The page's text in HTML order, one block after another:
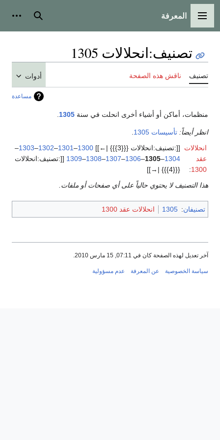
القائمة الرئيسية
المعرفة بحث
تصنيف:انحلالات 1305
تصنيف ناقش هذه الصفحة أدوات
مساعدة
منظمات، أماكن أو أشياء أخرى انحلت في سنة 1305
انظر أيضاً: تأسيسات 1305
انحلالات
عقد
1300
:
[[:تصنيف:انحلالات {{{3}}} |←]] 1300
–
1301
–
1302
–
1303
–
1304
–
1305
–
1306
–
1307
–
1308
–
1309 [[:تصنيف:انحلالات
{{{4}}} |→]]
هذا التصنيف لا يحتوي حالياً على أي صفحات أو ملفات.
تصنيفان:
1305 انحلالات عقد 1300
آخر تعديل لهذه الصفحة كان في 07:11, 15 مارس 2010.
سياسة الخصوصية عن المعرفة عدم مسؤولية